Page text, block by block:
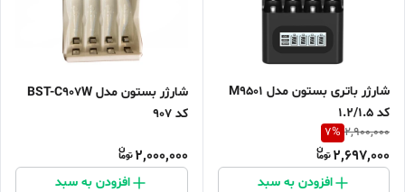
شارژر باتری بستون مدل M9501
کد 1.2/1.5
2,900,000
7%
2,697,000
افزودن به سبد
شارژر بستون مدل BST-C907W
کد 907
2,000,000
افزودن به سبد